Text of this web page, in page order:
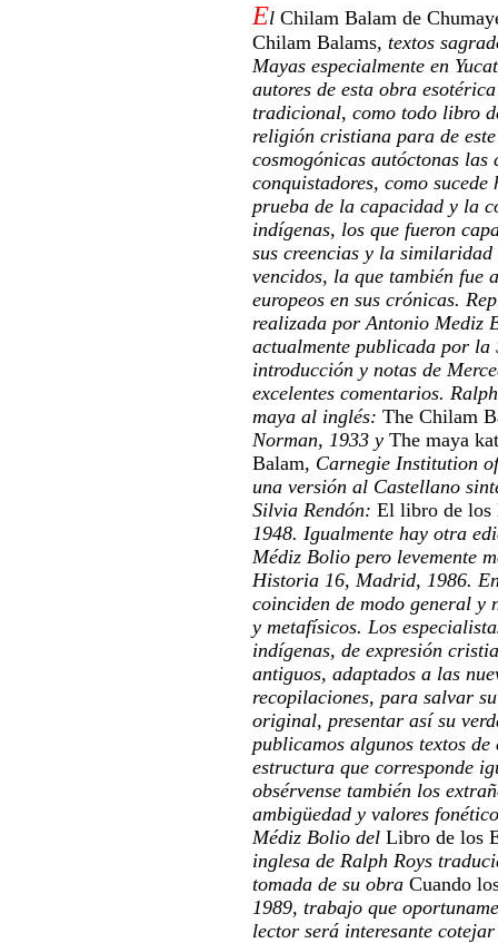
El Chilam Balam de
Chilam Balams, textos
Mayas especialmente en
autores de esta obra
tradicional, como todo libro
religión cristiana para de
cosmogónicas autóctonas
conquistadores, como
prueba de la capacidad y la
indígenas, los que fueron
sus creencias y la similaridad
vencidos, la que también fue
europeos en sus crónicas.
realizada por Antonio Mediz
actualmente publicada por
introducción y notas de
excelentes comentarios.
maya al inglés: The Chilam
Norman, 1933 y The maya
Balam, Carnegie Institution
una versión al Castellano
Silvia Rendón: El libro de los
1948. Igualmente hay otra
Médiz Bolio pero levemente
Historia 16, Madrid, 1986.
coinciden de modo general y
y metafísicos. Los
indígenas, de expresión
antiguos, adaptados a las
recopilaciones, para salvar
original, presentar así su
publicamos algunos textos
estructura que corresponde
obsérvense también los
ambigüedad y valores
Médiz Bolio del Libro de los
inglesa de Ralph Roys
tomada de su obra Cuando
1989, trabajo que
lector será interesante